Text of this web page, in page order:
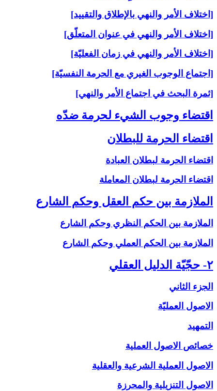
[اختلاف الأمر والنهي بالإطلاق والتقييد]
[اختلاف الأمر والنهي في عنوان المتعلّق]
[اختلاف الأمر والنهي في زمان الفعليّة]
[اجتماع الوجوب الغيري مع الحرمة النفسيّة]
[ثمرة البحث في اجتماع الأمر والنهي]
اقتضاء وجوب الشي‏ء لحرمة ضدّه‏
اقتضاء الحرمة للبطلان‏
اقتضاء الحرمة لبطلان العبادة
اقتضاء الحرمة لبطلان المعاملة
الملازمة بين حكم العقل وحكم الشارع‏
الملازمة بين الحكم النظري وحكم الشارع
الملازمة بين الحكم العملي وحكم الشارع
۲- حجّيّة الدليل العقلي‏
الجزء الثاني
الاصول العمليّة
التمهيد
خصائص الاصول العملية
الاصول العملية الشرعية والعقلية
الاصول التنزيلية والمحرزة